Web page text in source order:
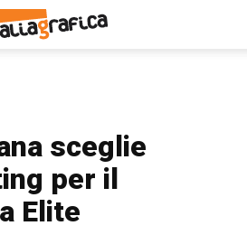
sceglie
per il
Elite